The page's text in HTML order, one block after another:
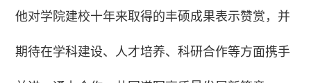
他对学院建校十年来取得的丰硕成果表示赞赏，并
期待在学科建设、人才培养、科研合作等方面携手